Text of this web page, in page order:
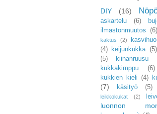
DIY (16)
askartelu
(6)
ilmastonmuutos (6)
kaktus (2)
(4)
keijunkukka (5)
(5)
kiinanruusu
kukkakimppu
(6)
kukkien kieli (4)
(7)
käsityö (5)
leikkokukat (2)
luonnon